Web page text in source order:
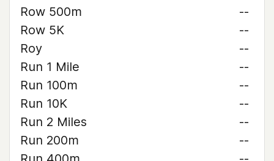
Row 500m
--
Row 5K
--
Roy
--
Run 1 Mile
--
Run 100m
--
Run 10K
--
Run 2 Miles
--
Run 200m
--